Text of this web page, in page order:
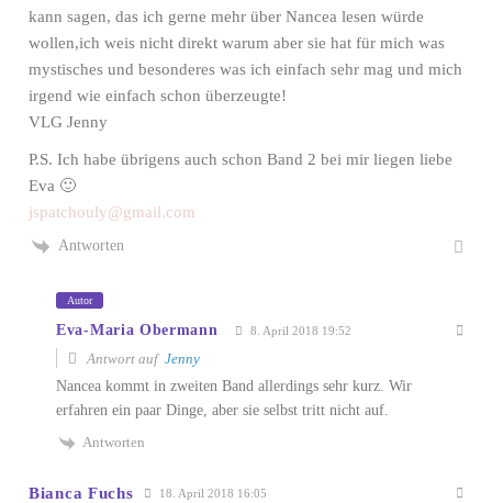
kann sagen, das ich gerne mehr über Nancea lesen würde
wollen,ich weis nicht direkt warum aber sie hat für mich was
mystisches und besonderes was ich einfach sehr mag und mich
irgend wie einfach schon überzeugte!
VLG Jenny
P.S. Ich habe übrigens auch schon Band 2 bei mir liegen liebe
Eva 🙂
jspatchouly@gmail.com
Antworten
Autor
Eva-Maria Obermann 8. April 2018 19:52
Antwort auf Jenny
Nancea kommt in zweiten Band allerdings sehr kurz. Wir
erfahren ein paar Dinge, aber sie selbst tritt nicht auf.
Antworten
Bianca Fuchs 18. April 2018 16:05